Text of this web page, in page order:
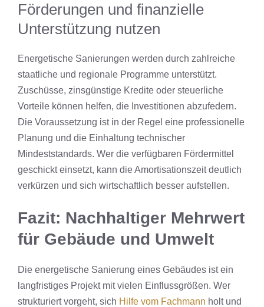
Förderungen und finanzielle
Unterstützung nutzen
Energetische Sanierungen werden durch zahlreiche
staatliche und regionale Programme unterstützt.
Zuschüsse, zinsgünstige Kredite oder steuerliche
Vorteile können helfen, die Investitionen abzufedern.
Die Voraussetzung ist in der Regel eine professionelle
Planung und die Einhaltung technischer
Mindeststandards. Wer die verfügbaren Fördermittel
geschickt einsetzt, kann die Amortisationszeit deutlich
verkürzen und sich wirtschaftlich besser aufstellen.
Fazit: Nachhaltiger Mehrwert
für Gebäude und Umwelt
Die energetische Sanierung eines Gebäudes ist ein
langfristiges Projekt mit vielen Einflussgrößen. Wer
strukturiert vorgeht, sich Hilfe vom Fachmann holt und